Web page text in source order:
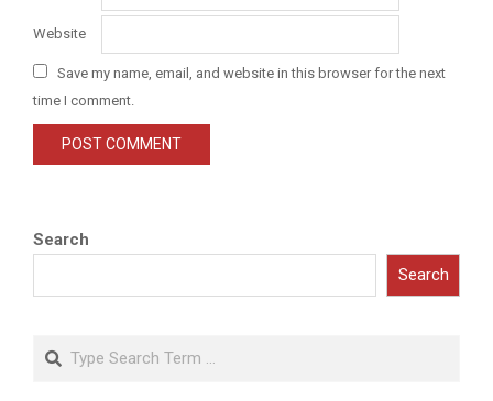
Website
Save my name, email, and website in this browser for the next
time I comment.
Search
Search
Search